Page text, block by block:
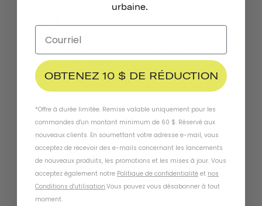
1228 Pittwater Rd
Australia
0422 708 950
BEYOND BIKES
Suite H
Laguna Niguel, CA 92677
US
urbaine.
OBTENEZ 10 $ DE RÉDUCTION
*Offre à durée limitée. Remise valable uniquement pour les
commandes d'un montant minimum de 60 $. Réservé aux
nouveaux clients. En soumettant votre adresse e-mail, vous
acceptez de recevoir des e-mails concernant les lancements
de nouveaux produits, les promotions et les mises à jour. Vous
acceptez également notre Politique de confidentialité et nos
Conditions d'utilisation.Vous pouvez vous désabonner à tout
moment.